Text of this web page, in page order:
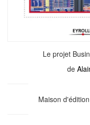
Le projet
de
Maison